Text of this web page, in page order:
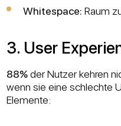
Whitespace: Raum
3. User
88%der Nutzer kehren
wenn sie eine schlechte
Elemente: